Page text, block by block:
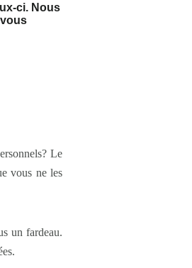
ci. Nous
Le
vous ne les
un fardeau.